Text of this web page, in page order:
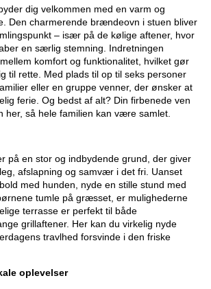
dig velkommen med en varm og
Den charmerende brændeovn i stuen bliver
– især på de kølige aftener, hvor
en særlig stemning. Indretningen
komfort og funktionalitet, hvilket gør
til rette. Med plads til op til seks personer
eller en gruppe venner, der ønsker at
ferie. Og bedst af alt? Din firbenede ven
her, så hele familien kan være samlet.
på en stor og indbydende grund, der giver
afslapning og samvær i det fri. Uanset
med hunden, nyde en stille stund med
tumle på græsset, er mulighederne
terrasse er perfekt til både
grillaftener. Her kan du virkelig nyde
travlhed forsvinde i den friske
oplevelser